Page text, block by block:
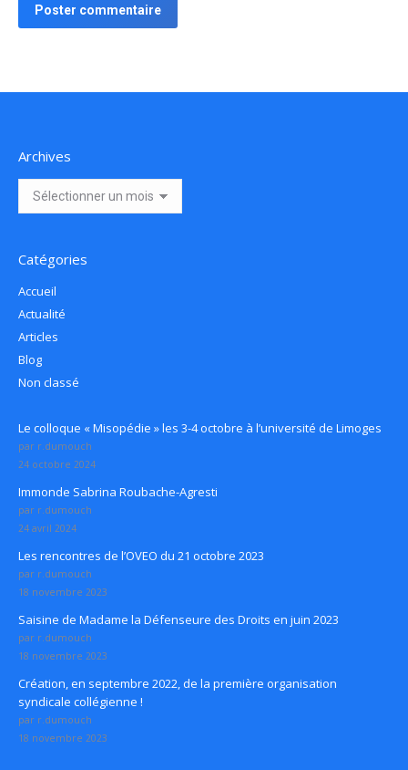
Poster commentaire
Archives
Archives
Catégories
Accueil
Actualité
Articles
Blog
Non classé
Le colloque « Misopédie » les 3-4 octobre à l’université de Limoges
par r.dumouch
24 octobre 2024
Immonde Sabrina Roubache-Agresti
par r.dumouch
24 avril 2024
Les rencontres de l’OVEO du 21 octobre 2023
par r.dumouch
18 novembre 2023
Saisine de Madame la Défenseure des Droits en juin 2023
par r.dumouch
18 novembre 2023
Création, en septembre 2022, de la première organisation
syndicale collégienne !
par r.dumouch
18 novembre 2023